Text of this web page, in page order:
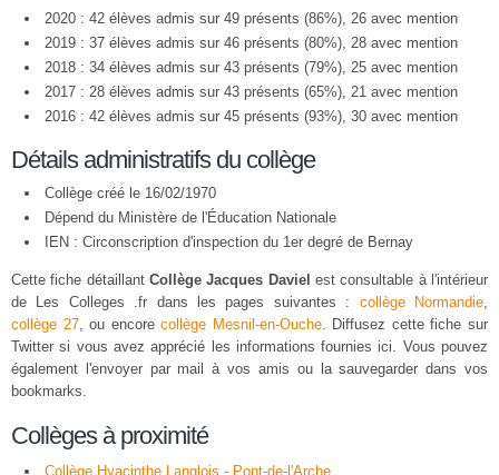
2020 : 42 élèves admis sur 49 présents (86%), 26 avec mention
2019 : 37 élèves admis sur 46 présents (80%), 28 avec mention
2018 : 34 élèves admis sur 43 présents (79%), 25 avec mention
2017 : 28 élèves admis sur 43 présents (65%), 21 avec mention
2016 : 42 élèves admis sur 45 présents (93%), 30 avec mention
Détails administratifs du collège
Collège créé le 16/02/1970
Dépend du Ministère de l'Éducation Nationale
IEN : Circonscription d'inspection du 1er degré de Bernay
Cette fiche détaillant Collège Jacques Daviel est consultable à l'intérieur
de Les Colleges .fr dans les pages suivantes : collège Normandie,
collège 27, ou encorecollège Mesnil-en-Ouche. Diffusez cette fiche sur
Twitter si vous avez apprécié les informations fournies ici. Vous pouvez
également l'envoyer par mail à vos amis ou la sauvegarder dans vos
bookmarks.
Collèges à proximité
Collège Hyacinthe Langlois - Pont-de-l'Arche